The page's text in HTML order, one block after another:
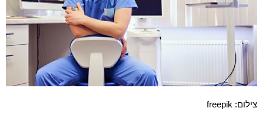
צילום: freepik